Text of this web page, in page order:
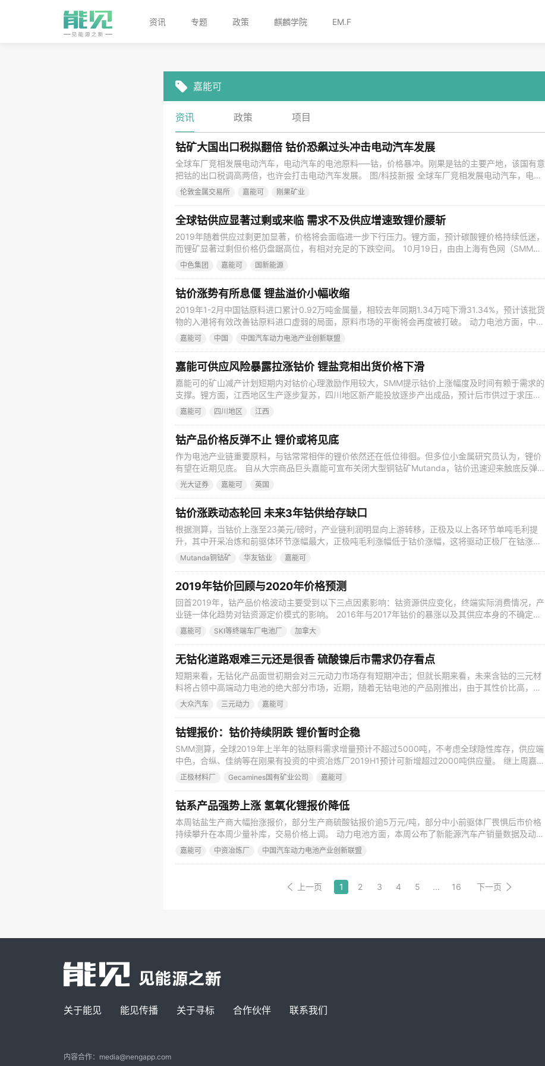
资讯 专题 政策 麒麟学院 EM.F
嘉能可
资讯 政策 项目
钴矿大国出口税拟翻倍 钴价恐飙过头冲击电动汽车发展
全球车厂竞相发展电动汽车，电动汽车的电池原料──钴，价格暴冲。刚果是钴的主要产地，该国有意
把钴的出口税调高两倍，也许会打击电动汽车发展。 图/科技新报 全球车厂竞相发展电动汽车，电动
汽车的电池原料──钴，价格暴冲。刚果是钴的主要产地，该国有意把钴的出口税调高两倍，也许会打
伦敦金属交易所 嘉能可 刚果矿业
全球钴供应显著过剩或来临 需求不及供应增速致锂价腰斩
2019年随着供应过剩更加显著，价格将会面临进一步下行压力。锂方面，预计碳酸锂价格持续低迷，
而锂矿显著过剩但价格仍盘踞高位，有相对充足的下跌空间。 10月19日，由由上海有色网（SMM）
主办的“2018中国有色金属行业年会暨2019（SMM）金属价格预测发布会”于上海浦东隆重召开，在
会上，上海有色网小金属高级分析师洪璐对全球钴锂市场详细的进行了分析，洪璐认为，电钴在四季
中色集团 嘉能可 国新能源
钴价涨势有所息偃 锂盐溢价小幅收缩
2019年1-2月中国钴原料进口累计0.92万吨金属量，相较去年同期1.34万吨下滑31.34%，预计该批货
物的入港将有效改善钴原料进口虚弱的局面，原料市场的平衡将会再度被打破。 动力电池方面，中国
汽车动力电池产业创新联盟公布了3月动力电池的产销量数据：3月，我国动力电池产量共计
嘉能可 中国 中国汽车动力电池产业创新联盟
嘉能可供应风险暴露拉涨钴价 锂盐竞相出货价格下滑
嘉能可的矿山减产计划短期内对钴价心理激励作用较大，SMM提示钴价上涨幅度及时间有赖于需求的
支撑。锂方面，江西地区生产逐步复苏，四川地区新产能投放逐步产出成品，预计后市供过于求压力
仍在，价格承压。 动力电池方面，据SMM新能源数据库显示，7月新能源汽车合格证产量为7.35万
嘉能可 四川地区 江西
钴产品价格反弹不止 锂价或将见底
作为电池产业链重要原料，与钴常常相伴的锂价依然还在低位徘徊。但多位小金属研究员认为，锂价
有望在近期见底。 自从大宗商品巨头嘉能可宣布关闭大型铜钴矿Mutanda，钴价迅速迎来触底反弹，
从7月下旬的21-22万元/吨上涨至目前接近30万元/吨。作为电池产业链重要原料，与钴常常相伴的锂
光大证券 嘉能可 英国
钴价涨跌动态轮回 未来3年钴供给存缺口
根据测算，当钴价上涨至23美元/磅时，产业链利润明显向上游转移，正极及以上各环节单吨毛利提
升，其中开采冶炼和前驱体环节涨幅最大，正极吨毛利涨幅低于钴价涨幅，这将驱动正极厂在钴涨价
过程中加大库存水平，利用低价库存来对冲钴涨价的不利影响。 钴价涨跌动态轮回，库存水平是追踪
Mutanda铜钴矿 华友钴业 嘉能可
2019年钴价回顾与2020年价格预测
回首2019年，钴产品价格波动主要受到以下三点因素影响：钴资源供应变化，终端实际消费情况，产
业链一体化趋势对钴资源定价模式的影响。 2016年与2017年钴价的暴涨以及其供应本身的不确定
性，吸引了大量投资，并进行资源开发。2018年，钴供过于求的预期逐步发酵，国内冶炼厂对于海外
嘉能可 SKI等终端车厂电池厂 加拿大
无钴化道路艰难三元还是很香 硫酸镍后市需求仍存看点
短期来看，无钴化产品面世初期会对三元动力市场存有短期冲击；但就长期来看，未来含钴的三元材
料将占领中高端动力电池的绝大部分市场，近期，随着无钴电池的产品刚推出，由于其性价比高，可
能会对三元造成一定冲击，不过但这对已经处于较低谷时期的硫酸镍厂商来说影响却不大。 电池级硫
大众汽车 三元动力 嘉能可
钴锂报价：钴价持续阴跌 锂价暂时企稳
SMM测算，全球2019年上半年的钴原料需求增量预计不超过5000吨，不考虑全球隐性库存，供应端
中色，合纵、佳纳等在刚果有投资的中资冶炼厂2019H1预计可新增超过2000吨供应量。 继上周嘉能
可宣布将暂停四季度Kamoto钴产品的出口后，Gecamines国有矿业公司（拥有Kamoto有限公司25%
正极材料厂 Gecamines国有矿业公司 嘉能可
钴系产品强势上涨 氢氧化锂报价降低
本周钴盐生产商大幅抬涨报价，部分生产商硫酸钴报价逾5万元/吨，部分中小前驱体厂畏惧后市价格
持续攀升在本周少量补库，交易价格上调。 动力电池方面，本周公布了新能源汽车产销量数据及动力
电池产量数据。据中汽协数据，7月，新能源汽车产销分别完成8.4万辆和8万辆，比上年同期分别下
嘉能可 中资冶炼厂 中国汽车动力电池产业创新联盟
上一页 1 2 3 4 5 ... 16 下一页
关于能见 能见传播 关于寻标 合作伙伴 联系我们
内容合作：media@nengapp.com